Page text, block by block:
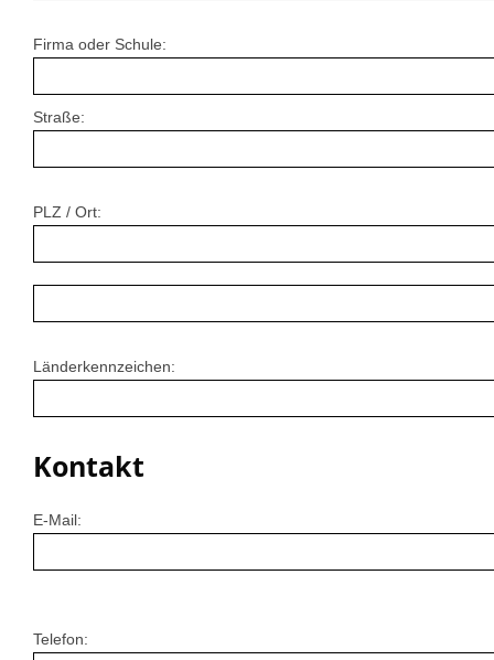
Firma oder Schule:
Straße:
PLZ / Ort:
Länderkennzeichen:
Kontakt
E-Mail:
Telefon: